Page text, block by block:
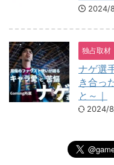
2024/
独占取材
ナゲ選
き合っ
と～｜
2024/